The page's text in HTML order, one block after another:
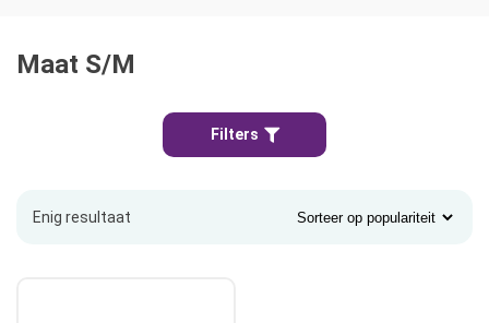
Koopjes
Maat S/M
Filters
Enig resultaat